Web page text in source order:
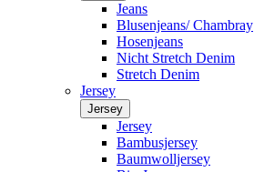
Jeans
Blusenjeans/ Chambray
Hosenjeans
Nicht Stretch Denim
Stretch Denim
Jersey
Jersey
Jersey
Bambusjersey
Baumwolljersey